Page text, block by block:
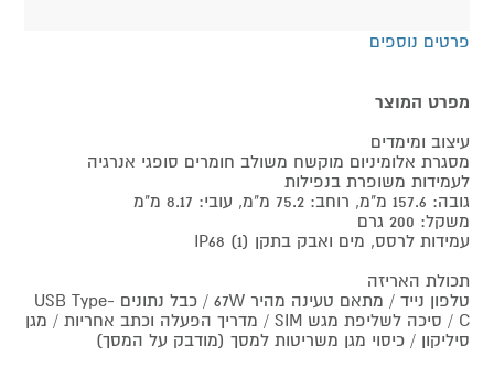
פרטים נוספים
מפרט המוצר
עיצוב ומימדים
מסגרת אלומיניום מוקשח משולב חומרים סופגי אנרגיה
לעמידות משופרת בנפילות
גובה: 157.6 מ"מ, רוחב: 75.2 מ"מ, עובי: 8.17 מ"מ
משקל: 200 גרם
עמידות לרסס, מים ואבק בתקן IP68 (1)
תכולת האריזה
טלפון נייד / מתאם טעינה מהיר 67W / כבל נתונים USB Type-
C / סיכה לשליפת מגש SIM / מדריך הפעלה וכתב אחריות / מגן
סיליקון / כיסוי מגן משריטות למסך (מודבק על המסך)